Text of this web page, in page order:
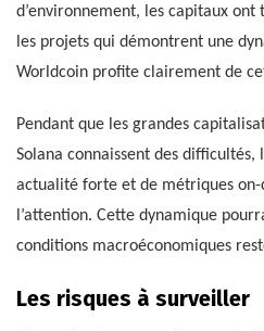
d’environnement, les capitaux ont
les projets qui démontrent une
Worldcoin profite clairement de
Pendant que les grandes
Solana connaissent des difficultés,
actualité forte et de métriques
l’attention. Cette dynamique
conditions macroéconomiques
Les risques à surveiller